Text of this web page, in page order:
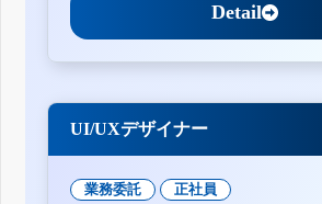
Detail
UI/UXデザイナー
業務委託 正社員